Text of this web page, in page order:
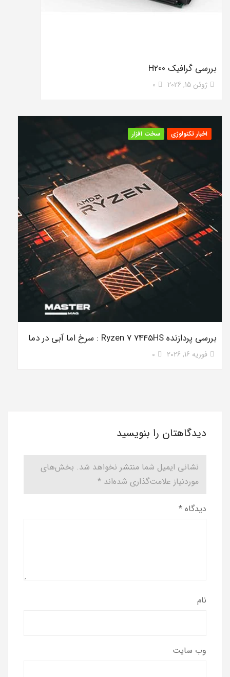
بررسی گرافیک H200
ژوئن 15, 2026 0
اخبار تکنولوژی سخت افزار
بررسی پردازنده Ryzen 7 7445HS : سرخ اما آبی در دما
فوریه 16, 2026 0
دیدگاهتان را بنویسید
نشانی ایمیل شما منتشر نخواهد شد. بخش‌های
موردنیاز علامت‌گذاری شده‌اند *
دیدگاه *
نام
وب‌ سایت